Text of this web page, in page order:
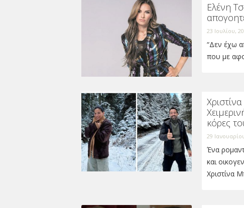
Ελένη
23 Ιουλίου,
“Δεν έχω
που με
κόρες
29
Ένα
και
Χριστίνα